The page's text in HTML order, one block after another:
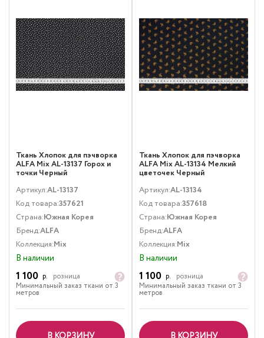
Ткань Хлопок для пэчворка
ALFA Mix AL-13137 Горох и
точки Черный
Артикул:AL-13137
Код товара:357621
Страна:Южная Корея
Бренд:ALFA
Коллекция:Mix
В наличии
1 100 р.
розница
Минимальный заказ ткани от 3
метров
Ткань Хлопок для пэчворка
ALFA Mix AL-13134 Мелкий
цветочек Черный
Артикул:AL-13134
Код товара:357618
Страна:Южная Корея
Бренд:ALFA
Коллекция:Mix
В наличии
1 100 р.
розница
Минимальный заказ ткани от 3
метров